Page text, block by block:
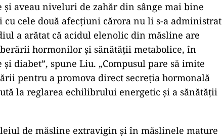
aveau niveluri de zahăr din sânge mai bine
cu cele două afecțiuni cărora nu li s-a administrat
a arătat că acidul elenolic din măsline are
hormonilor și sănătății metabolice, în
diabet”, spune Liu. „Compusul pare să imite
pentru a promova direct secreția hormonală
la reglarea echilibrului energetic și a sănătății
de măsline extravigin și în măslinele mature